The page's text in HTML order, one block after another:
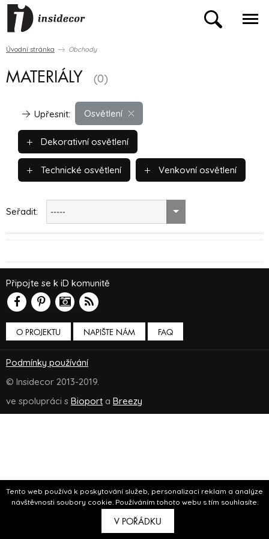
Tento web používá k poskytování služeb, personalizaci reklam a analýze
návštěvnosti soubory cookie. Používáním tohoto webu s tím souhlasíte.
V POŘÁDKU
Úvodní stránka Obchody
MATERIÁLY (0)
Osvětlení
Upřesnit:
Dekorativní osvětlení
Technické osvětlení Venkovní osvětlení
Seřadit: -----
O PROJEKTU NAPIŠTE NÁM
Připojte se k iD komunitě
FAQ
Podmínky používání
© Insidecor 2013-2019.
ve spolupráci s Bioport a Breezy